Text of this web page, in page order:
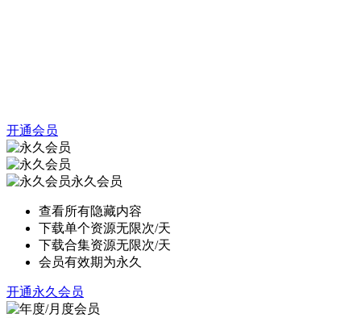
开通会员
永久会员
查看所有隐藏内容
下载单个资源无限次/天
下载合集资源无限次/天
会员有效期为永久
开通永久会员